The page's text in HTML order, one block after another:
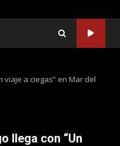
viaje a ciegas” en Mar del
llega con “Un